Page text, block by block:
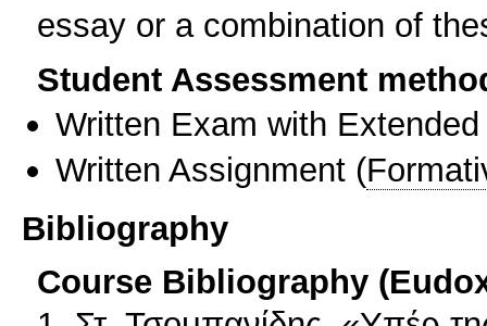
essay or a combination of
Student Assessment
Written Exam with
Written Assignment (
Bibliography
Course Bibliography